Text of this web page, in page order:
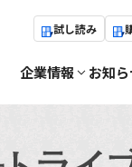
試し読み
企業情報 お知